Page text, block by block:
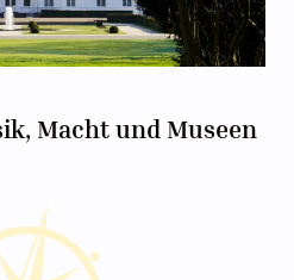
Macht und Museen